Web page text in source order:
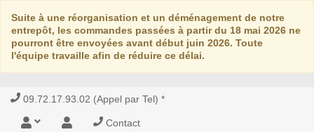
Suite à une réorganisation et un déménagement de notre
entrepôt, les commandes passées à partir du 18 mai 2026 ne
pourront être envoyées avant début juin 2026. Toute
l'équipe travaille afin de réduire ce délai.
09.72.17.93.02 (Appel par Tel) *
Contact